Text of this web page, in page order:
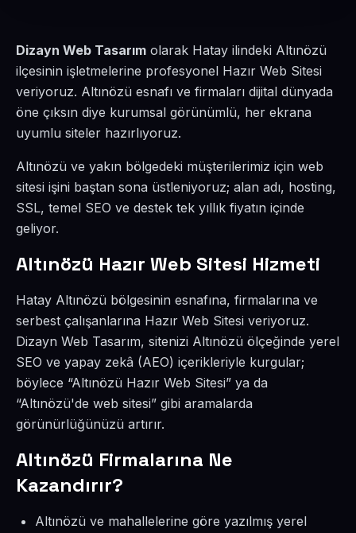
Dizayn Web Tasarım olarak Hatay ilindeki Altınözü
ilçesinin işletmelerine profesyonel Hazır Web Sitesi
veriyoruz. Altınözü esnafı ve firmaları dijital dünyada
öne çıksın diye kurumsal görünümlü, her ekrana
uyumlu siteler hazırlıyoruz.
Altınözü ve yakın bölgedeki müşterilerimiz için web
sitesi işini baştan sona üstleniyoruz; alan adı, hosting,
SSL, temel SEO ve destek tek yıllık fiyatın içinde
geliyor.
Altınözü Hazır Web Sitesi Hizmeti
Hatay Altınözü bölgesinin esnafına, firmalarına ve
serbest çalışanlarına Hazır Web Sitesi veriyoruz.
Dizayn Web Tasarım, sitenizi Altınözü ölçeğinde yerel
SEO ve yapay zekâ (AEO) içerikleriyle kurgular;
böylece “Altınözü Hazır Web Sitesi” ya da
“Altınözü'de web sitesi” gibi aramalarda
görünürlüğünüzü artırır.
Altınözü Firmalarına Ne
Kazandırır?
Altınözü ve mahallelerine göre yazılmış yerel